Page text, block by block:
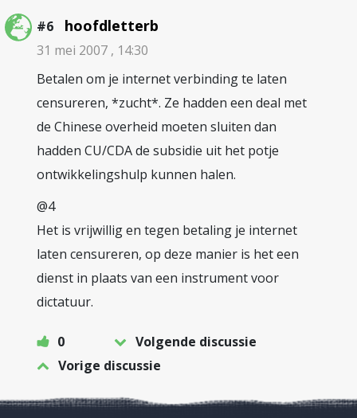
#6 hoofdletterb
31 mei 2007 , 14:30
Betalen om je internet verbinding te laten
censureren, *zucht*. Ze hadden een deal met
de Chinese overheid moeten sluiten dan
hadden CU/CDA de subsidie uit het potje
ontwikkelingshulp kunnen halen.
@4
Het is vrijwillig en tegen betaling je internet
laten censureren, op deze manier is het een
dienst in plaats van een instrument voor
dictatuur.
0
Volgende discussie
Vorige discussie